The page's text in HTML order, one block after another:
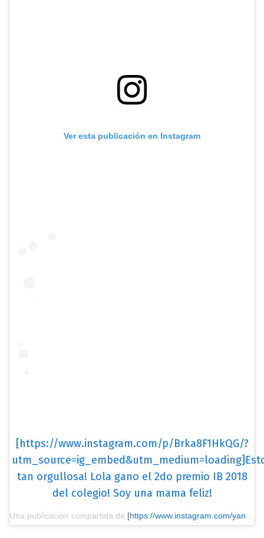
Ver esta publicación en Instagram
[https://www.instagram.com/p/Brka8F1HkQG/?
tan orgullosa! Lola gano el 2do premio IB 2018
del colegio! Soy una mama feliz!
Una publicación compartida de [https://www.instagram.com/yanilatorre/?utm_source=ig_embed&utm_medium=loading] Yani Latorre